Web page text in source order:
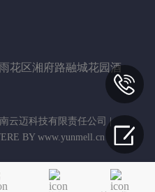
花区湘府路融城花园酒
云迈科技有限责任公司 |
BY www.yunmell.cn